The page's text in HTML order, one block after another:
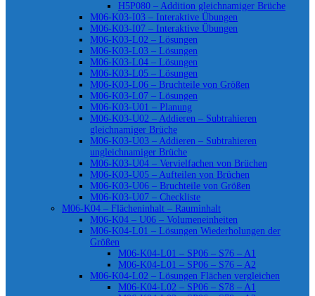
H5P080 – Addition gleichnamiger Brüche
M06-K03-I03 – Interaktive Übungen
M06-K03-I07 – Interaktive Übungen
M06-K03-L02 – Lösungen
M06-K03-L03 – Lösungen
M06-K03-L04 – Lösungen
M06-K03-L05 – Lösungen
M06-K03-L06 – Bruchteile von Größen
M06-K03-L07 – Lösungen
M06-K03-U01 – Planung
M06-K03-U02 – Addieren – Subtrahieren
gleichnamiger Brüche
M06-K03-U03 – Addieren – Subtrahieren
ungleichnamiger Brüche
M06-K03-U04 – Vervielfachen von Brüchen
M06-K03-U05 – Aufteilen von Brüchen
M06-K03-U06 – Bruchteile von Größen
M06-K03-U07 – Checkliste
M06-K04 – Flächeninhalt – Rauminhalt
M06-K04 – U06 – Volumeneinheiten
M06-K04-L01 – Lösungen Wiederholungen der
Größen
M06-K04-L01 – SP06 – S76 – A1
M06-K04-L01 – SP06 – S76 – A2
M06-K04-L02 – Lösungen Flächen vergleichen
M06-K04-L02 – SP06 – S78 – A1